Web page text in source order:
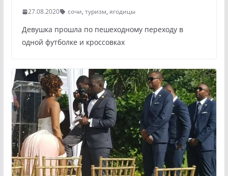
27.08.2020 сочи, туризм, ягодицы
Девушка прошла по пешеходному переходу в
одной футболке и кроссовках